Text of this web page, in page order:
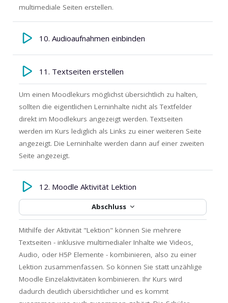
multimediale Seiten erstellen.
10. Audioaufnahmen einbinden
11. Textseiten erstellen
Um einen Moodlekurs möglichst übersichtlich zu halten,
sollten die eigentlichen Lerninhalte nicht als Textfelder
direkt im Moodlekurs angezeigt werden. Textseiten
werden im Kurs lediglich als Links zu einer weiteren Seite
angezeigt. Die Lerninhalte werden dann auf einer zweiten
Seite angezeigt.
12. Moodle Aktivität Lektion
Abschluss
Mithilfe der Aktivität "Lektion" können Sie mehrere
Textseiten - inklusive multimedialer Inhalte wie Videos,
Audio, oder H5P Elemente - kombinieren, also zu einer
Lektion zusammenfassen. So können Sie statt unzählige
Moodle Einzelaktivitäten kombinieren. Ihr Kurs wird
dadurch deutlich übersichtlicher und es kommt